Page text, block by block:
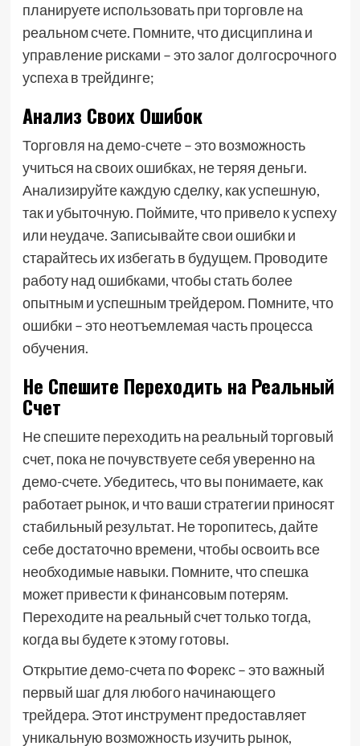
планируете использовать при торговле на
реальном счете. Помните, что дисциплина и
управление рисками – это залог долгосрочного
успеха в трейдинге;
Анализ Своих Ошибок
Торговля на демо-счете – это возможность
учиться на своих ошибках, не теряя деньги.
Анализируйте каждую сделку, как успешную,
так и убыточную. Поймите, что привело к успеху
или неудаче. Записывайте свои ошибки и
старайтесь их избегать в будущем. Проводите
работу над ошибками, чтобы стать более
опытным и успешным трейдером. Помните, что
ошибки – это неотъемлемая часть процесса
обучения.
Не Спешите Переходить на Реальный
Счет
Не спешите переходить на реальный торговый
счет, пока не почувствуете себя уверенно на
демо-счете. Убедитесь, что вы понимаете, как
работает рынок, и что ваши стратегии приносят
стабильный результат. Не торопитесь, дайте
себе достаточно времени, чтобы освоить все
необходимые навыки. Помните, что спешка
может привести к финансовым потерям.
Переходите на реальный счет только тогда,
когда вы будете к этому готовы.
Открытие демо-счета по Форекс – это важный
первый шаг для любого начинающего
трейдера. Этот инструмент предоставляет
уникальную возможность изучить рынок,